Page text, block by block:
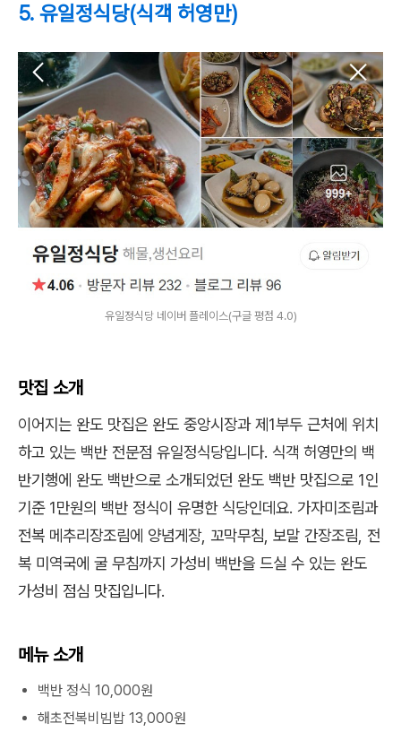
5. 유일정식당(식객 허영만)
유일정식당 네이버 플레이스(구글 평점 4.0)
맛집 소개
이어지는 완도 맛집은 완도 중앙시장과 제1부두 근처에 위치
하고 있는 백반 전문점 유일정식당입니다. 식객 허영만의 백
반기행에 완도 백반으로 소개되었던 완도 백반 맛집으로 1인
기준 1만원의 백반 정식이 유명한 식당인데요. 가자미조림과
전복 메추리장조림에 양념게장, 꼬막무침, 보말 간장조림, 전
복 미역국에 굴 무침까지 가성비 백반을 드실 수 있는 완도
가성비 점심 맛집입니다.
메뉴 소개
백반 정식 10,000원
해초전복비빔밥 13,000원